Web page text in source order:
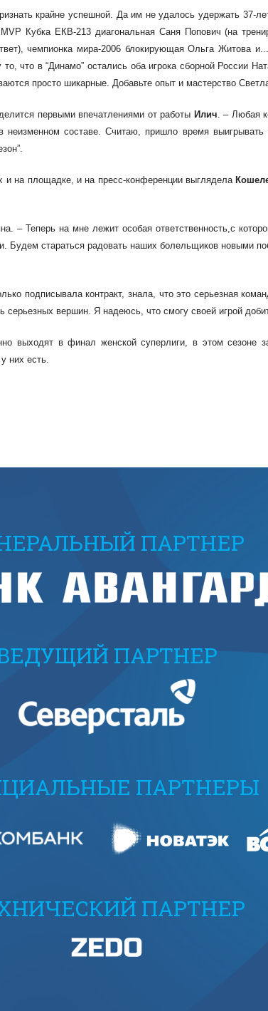
крайне успешной. Да им не удалось удержать 37-
Кубка ЕКВ-213 диагональная Саня Попович (на
,чемпионка мира-2006 блокирующая Ольга Житова и...
что в “Динамо” остались оба игрока сборной России
просто шикарные. Добавьте опыт и мастерство
первыми впечатлениями от работы Илич. – Любая
неизменном составе. Считаю, пришло время
и на площадке, и на пресс-конференции выглядела
– Теперь на мне лежит особая ответственность,с
Будем стараться радовать наших болельщиков новыми
подписывала контракт, знала, что это серьезная
серьезных вершин. Я надеюсь, что смогу своей игрой
выходят в финал женской суперлиги, в этом сезоне
них есть.
ПАРТНЕР
ПАРТНЕР
ПАРТНЕРЫ
ПАРТНЕР